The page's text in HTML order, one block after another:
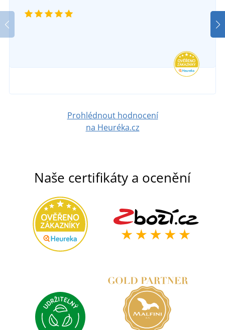
Pánská zimní softshellová bunda VISION
2 081 Kč
Prohlédnout hodnocení
na Heuréka.cz
Naše certifikáty a ocenění